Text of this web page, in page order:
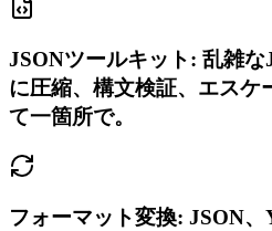
JSONツールキット: 乱雑な
に圧縮、構文検証、エス
て一箇所で。
フォーマット変換: JSON